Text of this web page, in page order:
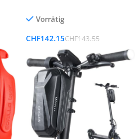
Nm)Vorrätig
CHF142.15CHF143.55